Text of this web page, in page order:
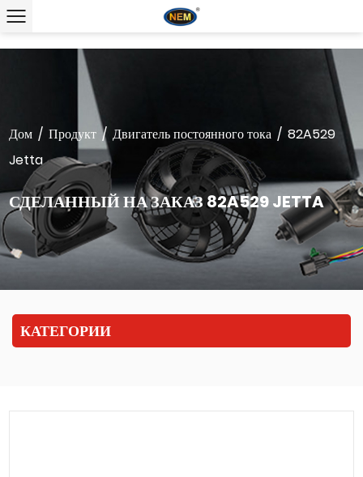
Дом / Продукт / Двигатель постоянного тока / 82A529
Jetta
СДЕЛАННЫЙ НА ЗАКАЗ 82A529 JETTA
КАТЕГОРИИ